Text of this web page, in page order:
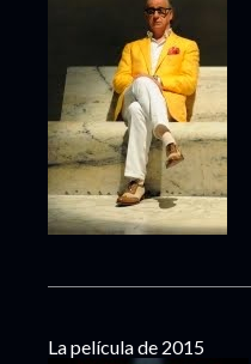
La película de 2015